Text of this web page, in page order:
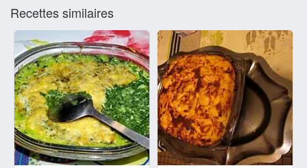
Recettes similaires